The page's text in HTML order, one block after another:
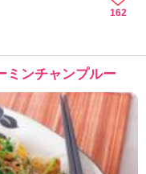
162
ミンチャンプルー